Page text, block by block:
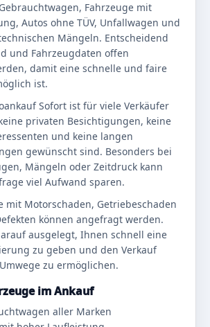
Fahrzeuge mit
Autos ohne TÜV, Unfallwagen und
Mängeln. Entscheidend
und Fahrzeugdaten offen
damit eine schnelle und faire
ist.
Sofort ist für viele Verkäufer
privaten Besichtigungen, keine
und keine langen
gewünscht sind. Besonders bei
Mängeln oder Zeitdruck kann
viel Aufwand sparen.
mit Motorschaden, Getriebeschaden
können angefragt werden.
ausgelegt, Ihnen schnell eine
zu geben und den Verkauf
zu ermöglichen.
im Ankauf
aller Marken